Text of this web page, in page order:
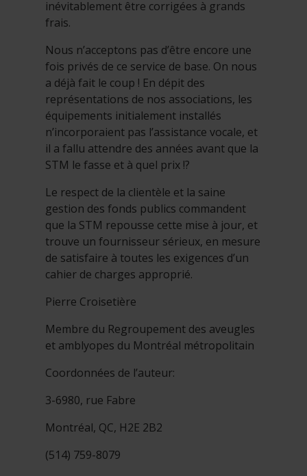
inévitablement être corrigées à grands
frais.
Nous n’acceptons pas d’être encore une
fois privés de ce service de base. On nous
a déjà fait le coup ! En dépit des
représentations de nos associations, les
équipements initialement installés
n’incorporaient pas l’assistance vocale, et
il a fallu attendre des années avant que la
STM le fasse et à quel prix !?
Le respect de la clientèle et la saine
gestion des fonds publics commandent
que la STM repousse cette mise à jour, et
trouve un fournisseur sérieux, en mesure
de satisfaire à toutes les exigences d’un
cahier de charges approprié.
Pierre Croisetière
Membre du Regroupement des aveugles
et amblyopes du Montréal métropolitain
Coordonnées de l’auteur:
3-6980, rue Fabre
Montréal, QC, H2E 2B2
(514) 759-8079